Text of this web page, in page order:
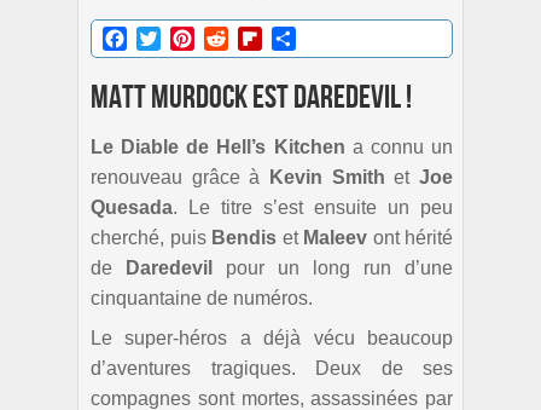
Facebook
TwitterPinterestRedditFlipboard
Matt Murdock est Daredevil !
Le Diable de Hell’s Kitchen a connu un
renouveau grâce à
Kevin Smith etJoe
Quesada. Le titre s’est ensuite un peu
cherché, puis Bendis et Maleev ont hérité
de
Daredevil
pour un long run d’une
cinquantaine de numéros.
Le super-héros a déjà vécu beaucoup
d’aventures tragiques. Deux de ses
compagnes sont mortes, assassinées par